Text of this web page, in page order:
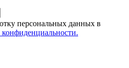
персональных данных в